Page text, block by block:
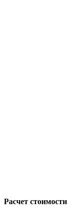
Расчет стоимости